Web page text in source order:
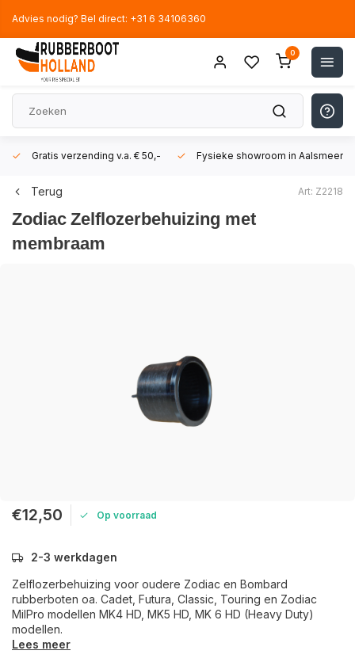
Advies nodig? Bel direct: +31 6 34106360
0
Gratis verzending v.a. € 50,- Fysieke showroom in Aalsmeer!
Terug Art: Z2218
Zodiac Zelflozerbehuizing met
membraam
€12,50 Op voorraad
2-3 werkdagen
Zelflozerbehuizing voor oudere Zodiac en Bombard
rubberboten oa. Cadet, Futura, Classic, Touring en Zodiac
MilPro modellen MK4 HD, MK5 HD, MK 6 HD (Heavy Duty)
modellen.
Lees meer